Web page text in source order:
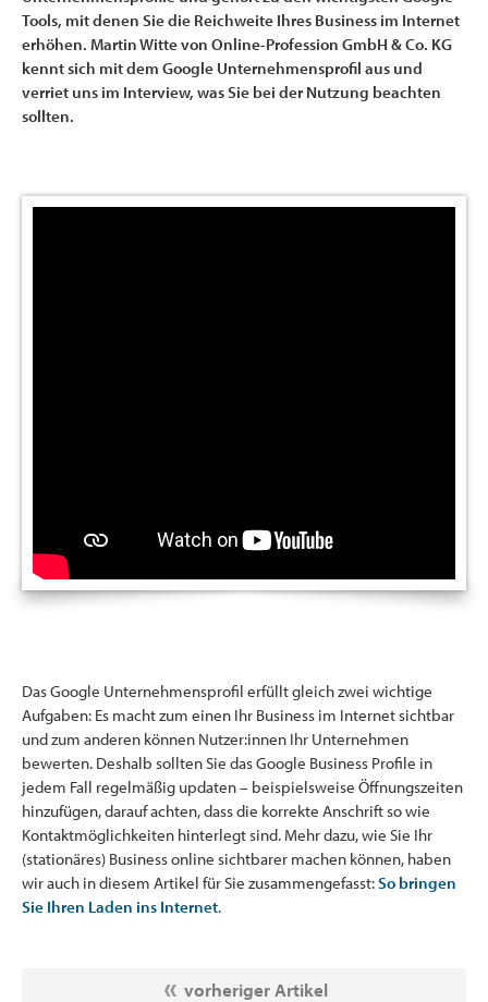
Tools, mit denen Sie die Reichweite Ihres Business im Internet
erhöhen. Martin Witte von ​Online-Profession GmbH & Co. KG
kennt sich mit dem Google Unternehmensprofil aus und
verriet uns im Interview, was Sie bei der Nutzung beachten
sollten.
Das Google Unternehmensprofil erfüllt gleich zwei wichtige
Aufgaben: Es macht zum einen Ihr Business im Internet sichtbar
und zum anderen können Nutzer:innen Ihr Unternehmen
bewerten. Deshalb sollten Sie das Google Business Profile in
jedem Fall regelmäßig updaten – beispielsweise Öffnungszeiten
hinzufügen, darauf achten, dass die korrekte Anschrift so wie
Kontaktmöglichkeiten hinterlegt sind. Mehr dazu, wie Sie Ihr
(stationäres) Business online sichtbarer machen können, haben
wir auch in diesem Artikel für Sie zusammengefasst:So bringen
Sie Ihren Laden ins Internet.
vorheriger Artikel